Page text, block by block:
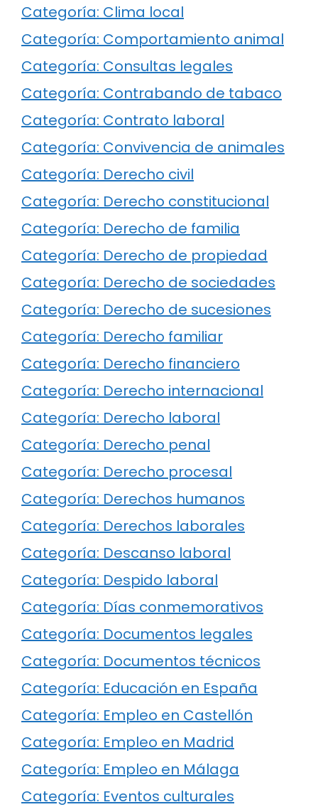
Categoría: Clima local
Categoría: Comportamiento animal
Categoría: Consultas legales
Categoría: Contrabando de tabaco
Categoría: Contrato laboral
Categoría: Convivencia de animales
Categoría: Derecho civil
Categoría: Derecho constitucional
Categoría: Derecho de familia
Categoría: Derecho de propiedad
Categoría: Derecho de sociedades
Categoría: Derecho de sucesiones
Categoría: Derecho familiar
Categoría: Derecho financiero
Categoría: Derecho internacional
Categoría: Derecho laboral
Categoría: Derecho penal
Categoría: Derecho procesal
Categoría: Derechos humanos
Categoría: Derechos laborales
Categoría: Descanso laboral
Categoría: Despido laboral
Categoría: Días conmemorativos
Categoría: Documentos legales
Categoría: Documentos técnicos
Categoría: Educación en España
Categoría: Empleo en Castellón
Categoría: Empleo en Madrid
Categoría: Empleo en Málaga
Categoría: Eventos culturales